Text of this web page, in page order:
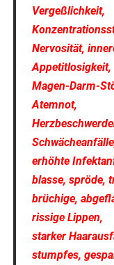
Vergeßlichkeit,
Nervosität,
Appetitlosigkeit,
Magen-Darm-
Atemnot,
erhöhte
blasse, spröde,
brüchige,
rissige Lippen,
starker
stumpfes,